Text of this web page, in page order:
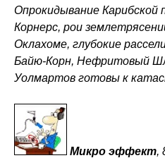
Опрокидывание
Корнерс, рои
Оклахоме, глубокие
Байю-Корн, Нефритовый
Уолмартов готовы к
Микро эффект,